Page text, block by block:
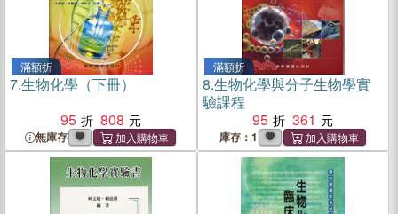
滿額折
7.生物化學（下冊）
95
808
無庫存
滿額折
8.生物化學與分子生物學實
驗課程
95
361
庫存：1